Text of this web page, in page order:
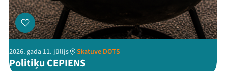
2026. gada 11. jūlijs Skatuve DOTS
Politiķu CEPIENS